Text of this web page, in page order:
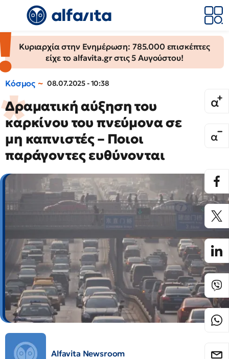
Κυριαρχία στην Ενημέρωση: 785.000 επισκέπτες
είχε το alfavita.gr στις 5 Αυγούστου!
Κόσμος 08.07.2025 - 10:38
Δραματική αύξηση του
καρκίνου του πνεύμονα σε
μη καπνιστές – Ποιοι
παράγοντες ευθύνονται
Alfavita Newsroom